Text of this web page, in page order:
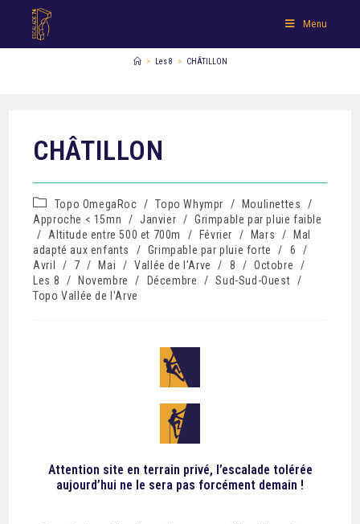
Menu
> Les 8 > CHÂTILLON
CHÂTILLON
Topo OmegaRoc / Topo Whympr / Moulinettes
/
Approche < 15mn
/ Janvier / Grimpable par pluie faible
/
Altitude entre 500 et 700m / Février / Mars /
Mal
adapté aux enfants
/ Grimpable par pluie forte / 6
/
Avril
/ 7 / Mai / Vallée de l'Arve / 8 / Octobre
/
Les 8
/ Novembre / Décembre / Sud-Sud-Ouest /
Topo Vallée de l'Arve
Attention site en terrain privé, l’escalade tolérée
aujourd’hui ne le sera pas forcément demain !